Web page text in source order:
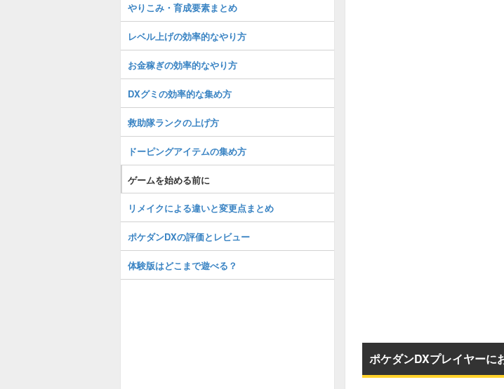
ポケダンDXプレイヤーに
やりこみ・育成要素まとめ
レベル上げの効率的なやり方
お金稼ぎの効率的なやり方
DXグミの効率的な集め方
救助隊ランクの上げ方
ドーピングアイテムの集め方
ゲームを始める前に
リメイクによる違いと変更点まとめ
ポケダンDXの評価とレビュー
体験版はどこまで遊べる？